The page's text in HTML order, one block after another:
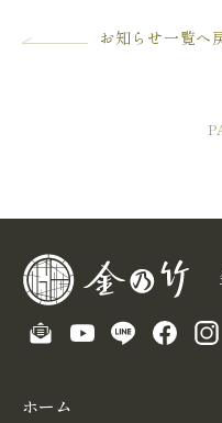
お知らせ一覧へ
ホーム